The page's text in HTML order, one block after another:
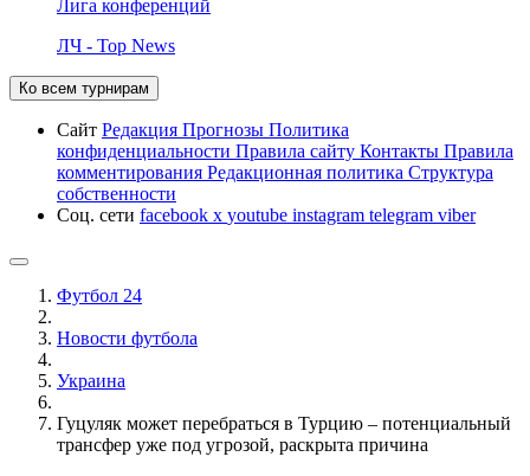
Лига конференций
ЛЧ - Top News
Ко всем турнирам
Сайт Редакция Прогнозы Политика
конфиденциальности Правила сайту Контакты Правила
комментирования Редакционная политика Структура
собственности
Соц. сети facebook x youtube instagram telegram viber
Футбол 24
Новости футбола
Украина
Гуцуляк может перебраться в Турцию – потенциальный
трансфер уже под угрозой, раскрыта причина